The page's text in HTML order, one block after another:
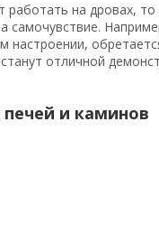
работать на дровах,
настроении,
отличной
и каминов